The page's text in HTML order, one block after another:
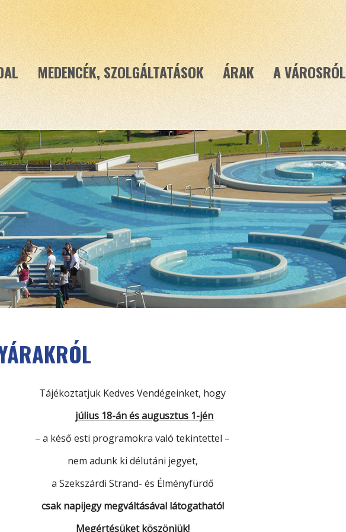
MEDENCÉK, SZOLGÁLTATÁSOK ÁRAK A VÁROSRÓL
Tájékoztatjuk Kedves Vendégeinket, hogy
július 18-án és augusztus 1-jén
– a késő esti programokra való tekintettel –
nem adunk ki délutáni jegyet,
a Szekszárdi Strand- és Élményfürdő
csak napijegy megváltásával látogatható!
Megértésüket köszönjük!